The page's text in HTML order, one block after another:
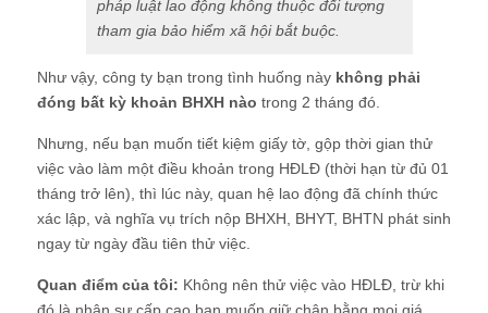
pháp luật lao động không thuộc đối tượng
tham gia bảo hiểm xã hội bắt buộc.
Như vậy, công ty bạn trong tình huống này không phải
đóng bất kỳ khoản BHXH nào trong 2 tháng đó.
Nhưng, nếu bạn muốn tiết kiệm giấy tờ, gộp thời gian thử
việc vào làm một điều khoản trong HĐLĐ (thời hạn từ đủ 01
tháng trở lên), thì lúc này, quan hệ lao động đã chính thức
xác lập, và nghĩa vụ trích nộp BHXH, BHYT, BHTN phát sinh
ngay từ ngày đầu tiên thử việc.
Quan điểm của tôi: Không nên thử việc vào HĐLĐ, trừ khi